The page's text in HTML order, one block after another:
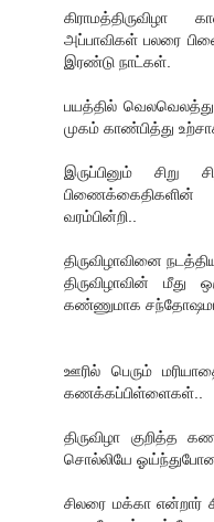
கிராமத்திருவிழா
அப்பாவிகள் பலரை
இரண்டு நாட்கள்.
பயத்தில் வெலவெலத்து
முகம் காண்பித்து
இருப்பினும் சிறு
வரம்பின்றி..
திருவிழாவினை
திருவிழாவின்
கண்ணுமாக
ஊரில் பெரும்
கணக்கப்பிள்ளைகள்..
திருவிழா குறித்த
சொல்லியே
சிலரை மக்கா என்றார்